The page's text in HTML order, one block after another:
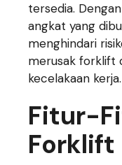
tersedia.
angkat yang
menghindari
merusak forklift
kecelakaan kerja.
Fitur-
Forklift